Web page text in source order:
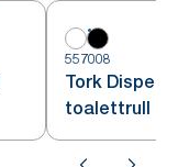
557008
Tork
toalettrull